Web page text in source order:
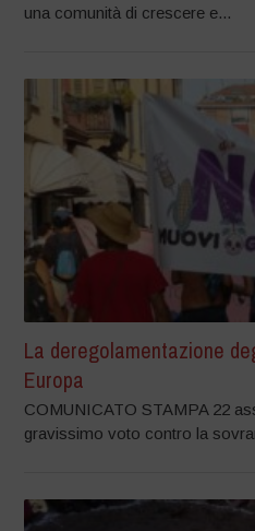
una comunità di crescere e...
La deregolamentazione
Europa
COMUNICATO STAMPA 22
gravissimo voto contro la